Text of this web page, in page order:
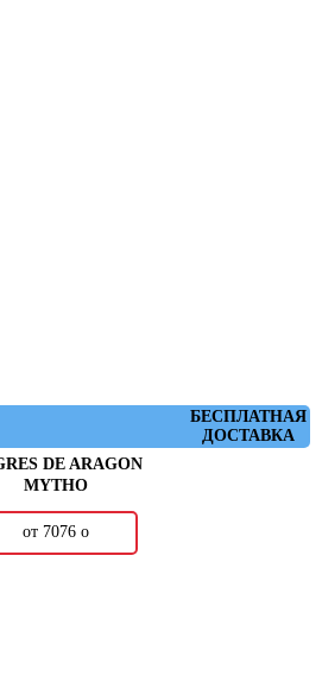
БЕСПЛАТНАЯ
ДОСТАВКА
DE ARAGON
MYTHO
от 7076 о